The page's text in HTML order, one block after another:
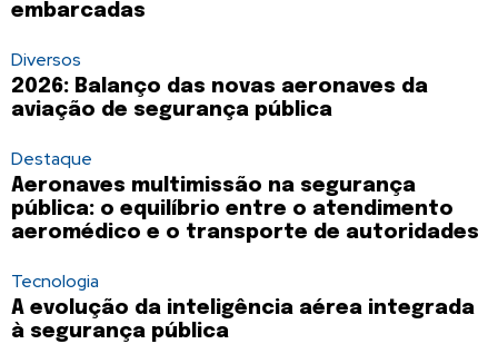
embarcadas
Diversos
2026: Balanço das novas aeronaves da
aviação de segurança pública
Destaque
Aeronaves multimissão na segurança
pública: o equilíbrio entre o atendimento
aeromédico e o transporte de autoridades
Tecnologia
A evolução da inteligência aérea integrada
à segurança pública